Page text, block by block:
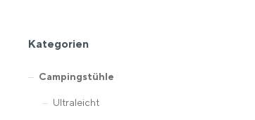
Kategorien
Campingstühle
Ultraleicht